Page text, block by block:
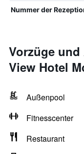
Nummer der
Vorzüge
View Hotel
Außenpool
Fitnesscenter
Restaurant